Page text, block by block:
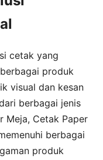
cetak yang
produk
visual dan kesan
berbagai jenis
Meja, Cetak Paper
berbagai
produk